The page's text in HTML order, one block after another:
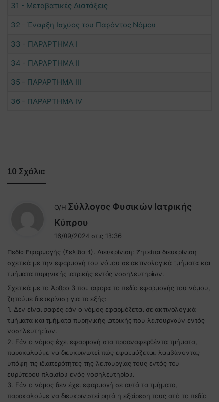
31 - Μεταβατικές Διατάξεις
32 - Έναρξη Ισχύος του Παρόντος Νόμου
33 - ΠΑΡΑΡΤΗΜΑ Ι
34 - ΠΑΡΑΡΤΗΜΑ ΙΙ
35 - ΠΑΡΑΡΤΗΜΑ ΙΙΙ
36 - ΠΑΡΑΡΤΗΜΑ IV
10 Σχόλια
Ο/Η Σύλλογος Φυσικών Ιατρικής
Κύπρου
έ
ι
:
16/09/2024 στις 18:36
Πεδίο Εφαρμογής (Σελίδα 4): Διευκρίνιση: Ζητείται διευκρίνιση
σχετικά με την εφαρμογή του νόμου σε ακτινολογικά τμήματα και
τμήματα πυρηνικής ιατρικής εντός νοσηλευτηρίων.
Σχετικά με το Άρθρο 3 που αφορά το πεδίο εφαρμογής του νόμου,
ζητούμε διευκρίνιση για τα εξής:
1. Δεν είναι σαφές εάν ο νόμος εφαρμόζεται σε ακτινολογικά
τμήματα και τμήματα πυρηνικής ιατρικής που λειτουργούν εντός
νοσηλευτηρίων.
2. Εάν ο νόμος έχει εφαρμογή στα προαναφερθέντα τμήματα,
παρακαλούμε να διευκρινιστεί πώς εφαρμόζεται, λαμβάνοντας
υπόψη τις ιδιαιτερότητες της λειτουργίας τους εντός του
ευρύτερου πλαισίου ενός νοσηλευτηρίου.
3. Εάν ο νόμος δεν έχει εφαρμογή σε αυτά τα τμήματα,
παρακαλούμε να διευκρινιστεί ρητά η εξαίρεση τους από το πεδίο